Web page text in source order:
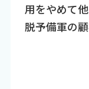
用をやめて
脱予備軍の顧